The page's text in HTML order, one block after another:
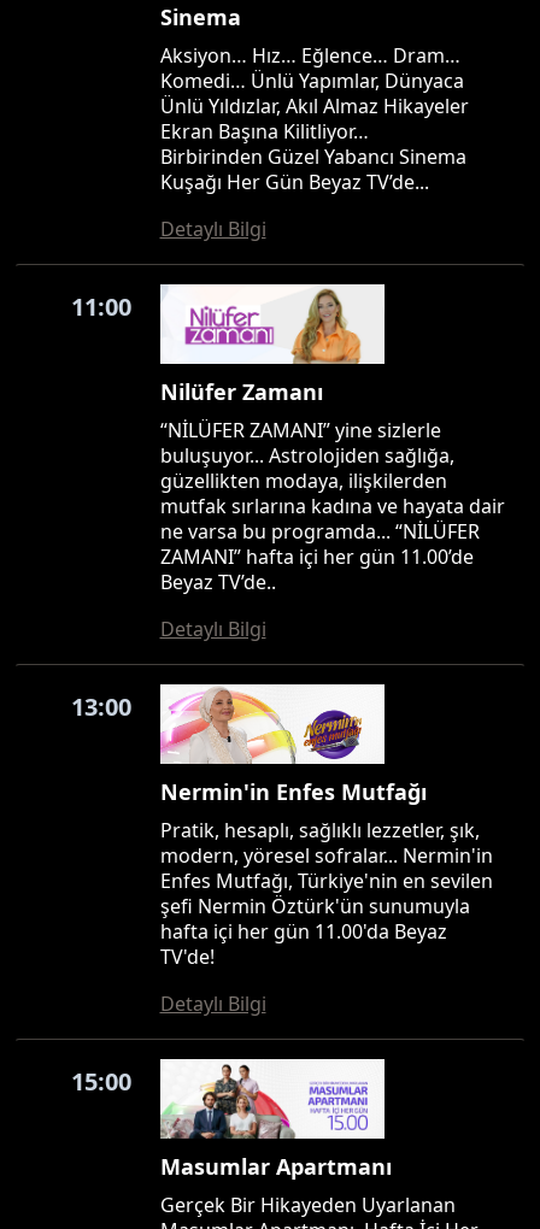
Sinema
Aksiyon… Hız… Eğlence… Dram…
Komedi… Ünlü Yapımlar, Dünyaca
Ünlü Yıldızlar, Akıl Almaz Hikayeler
Ekran Başına Kilitliyor…
Birbirinden Güzel Yabancı Sinema
Kuşağı Her Gün Beyaz TV’de...
Detaylı Bilgi
11:00
Nilüfer Zamanı
“NİLÜFER ZAMANI” yine sizlerle
buluşuyor... Astrolojiden sağlığa,
güzellikten modaya, ilişkilerden
mutfak sırlarına kadına ve hayata dair
ne varsa bu programda... “NİLÜFER
ZAMANI” hafta içi her gün 11.00’de
Beyaz TV’de..
Detaylı Bilgi
13:00
Nermin'in Enfes Mutfağı
Pratik, hesaplı, sağlıklı lezzetler, şık,
modern, yöresel sofralar... Nermin'in
Enfes Mutfağı, Türkiye'nin en sevilen
şefi Nermin Öztürk'ün sunumuyla
hafta içi her gün 11.00'da Beyaz
TV'de!
Detaylı Bilgi
15:00
Masumlar Apartmanı
Gerçek Bir Hikayeden Uyarlanan